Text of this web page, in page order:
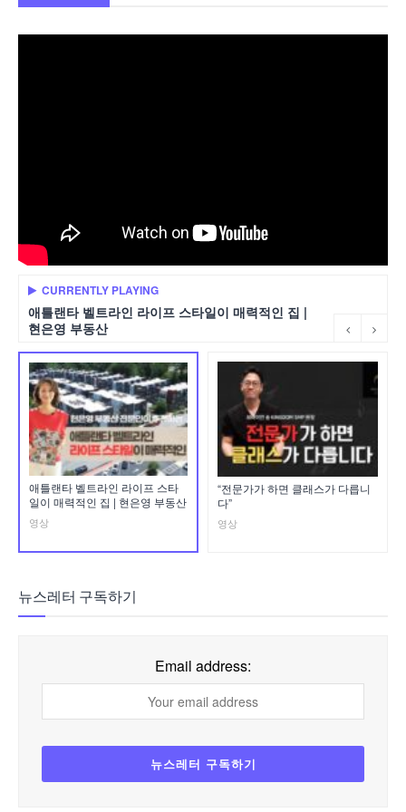
CURRENTLY PLAYING
애틀랜타 벨트라인 라이프 스타일이 매력적인 집 |
현은영 부동산
애틀랜타 벨트라인 라이프 스타
일이 매력적인 집 | 현은영 부동산
영상
“전문가가 하면 클래스가 다릅니
다”
영상
뉴스레터 구독하기
Email address: